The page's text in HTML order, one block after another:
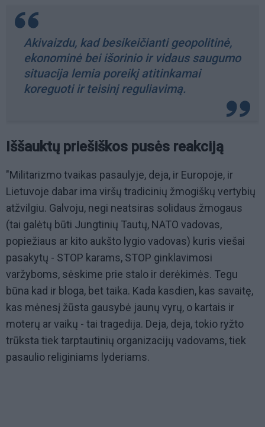
Akivaizdu, kad besikeičianti geopolitinė,
ekonominė bei išorinio ir vidaus saugumo
situacija lemia poreikį atitinkamai
koreguoti ir teisinį reguliavimą.
Iššauktų priešiškos pusės reakciją
"Militarizmo tvaikas pasaulyje, deja, ir Europoje, ir
Lietuvoje dabar ima viršų tradicinių žmogiškų vertybių
atžvilgiu. Galvoju, negi neatsiras solidaus žmogaus
(tai galėtų būti Jungtinių Tautų, NATO vadovas,
popiežiaus ar kito aukšto lygio vadovas) kuris viešai
pasakytų - STOP karams, STOP ginklavimosi
varžyboms, sėskime prie stalo ir derėkimės. Tegu
būna kad ir bloga, bet taika. Kada kasdien, kas savaitę,
kas mėnesį žūsta gausybė jaunų vyrų, o kartais ir
moterų ar vaikų - tai tragedija. Deja, deja, tokio ryžto
trūksta tiek tarptautinių organizacijų vadovams, tiek
pasaulio religiniams lyderiams.